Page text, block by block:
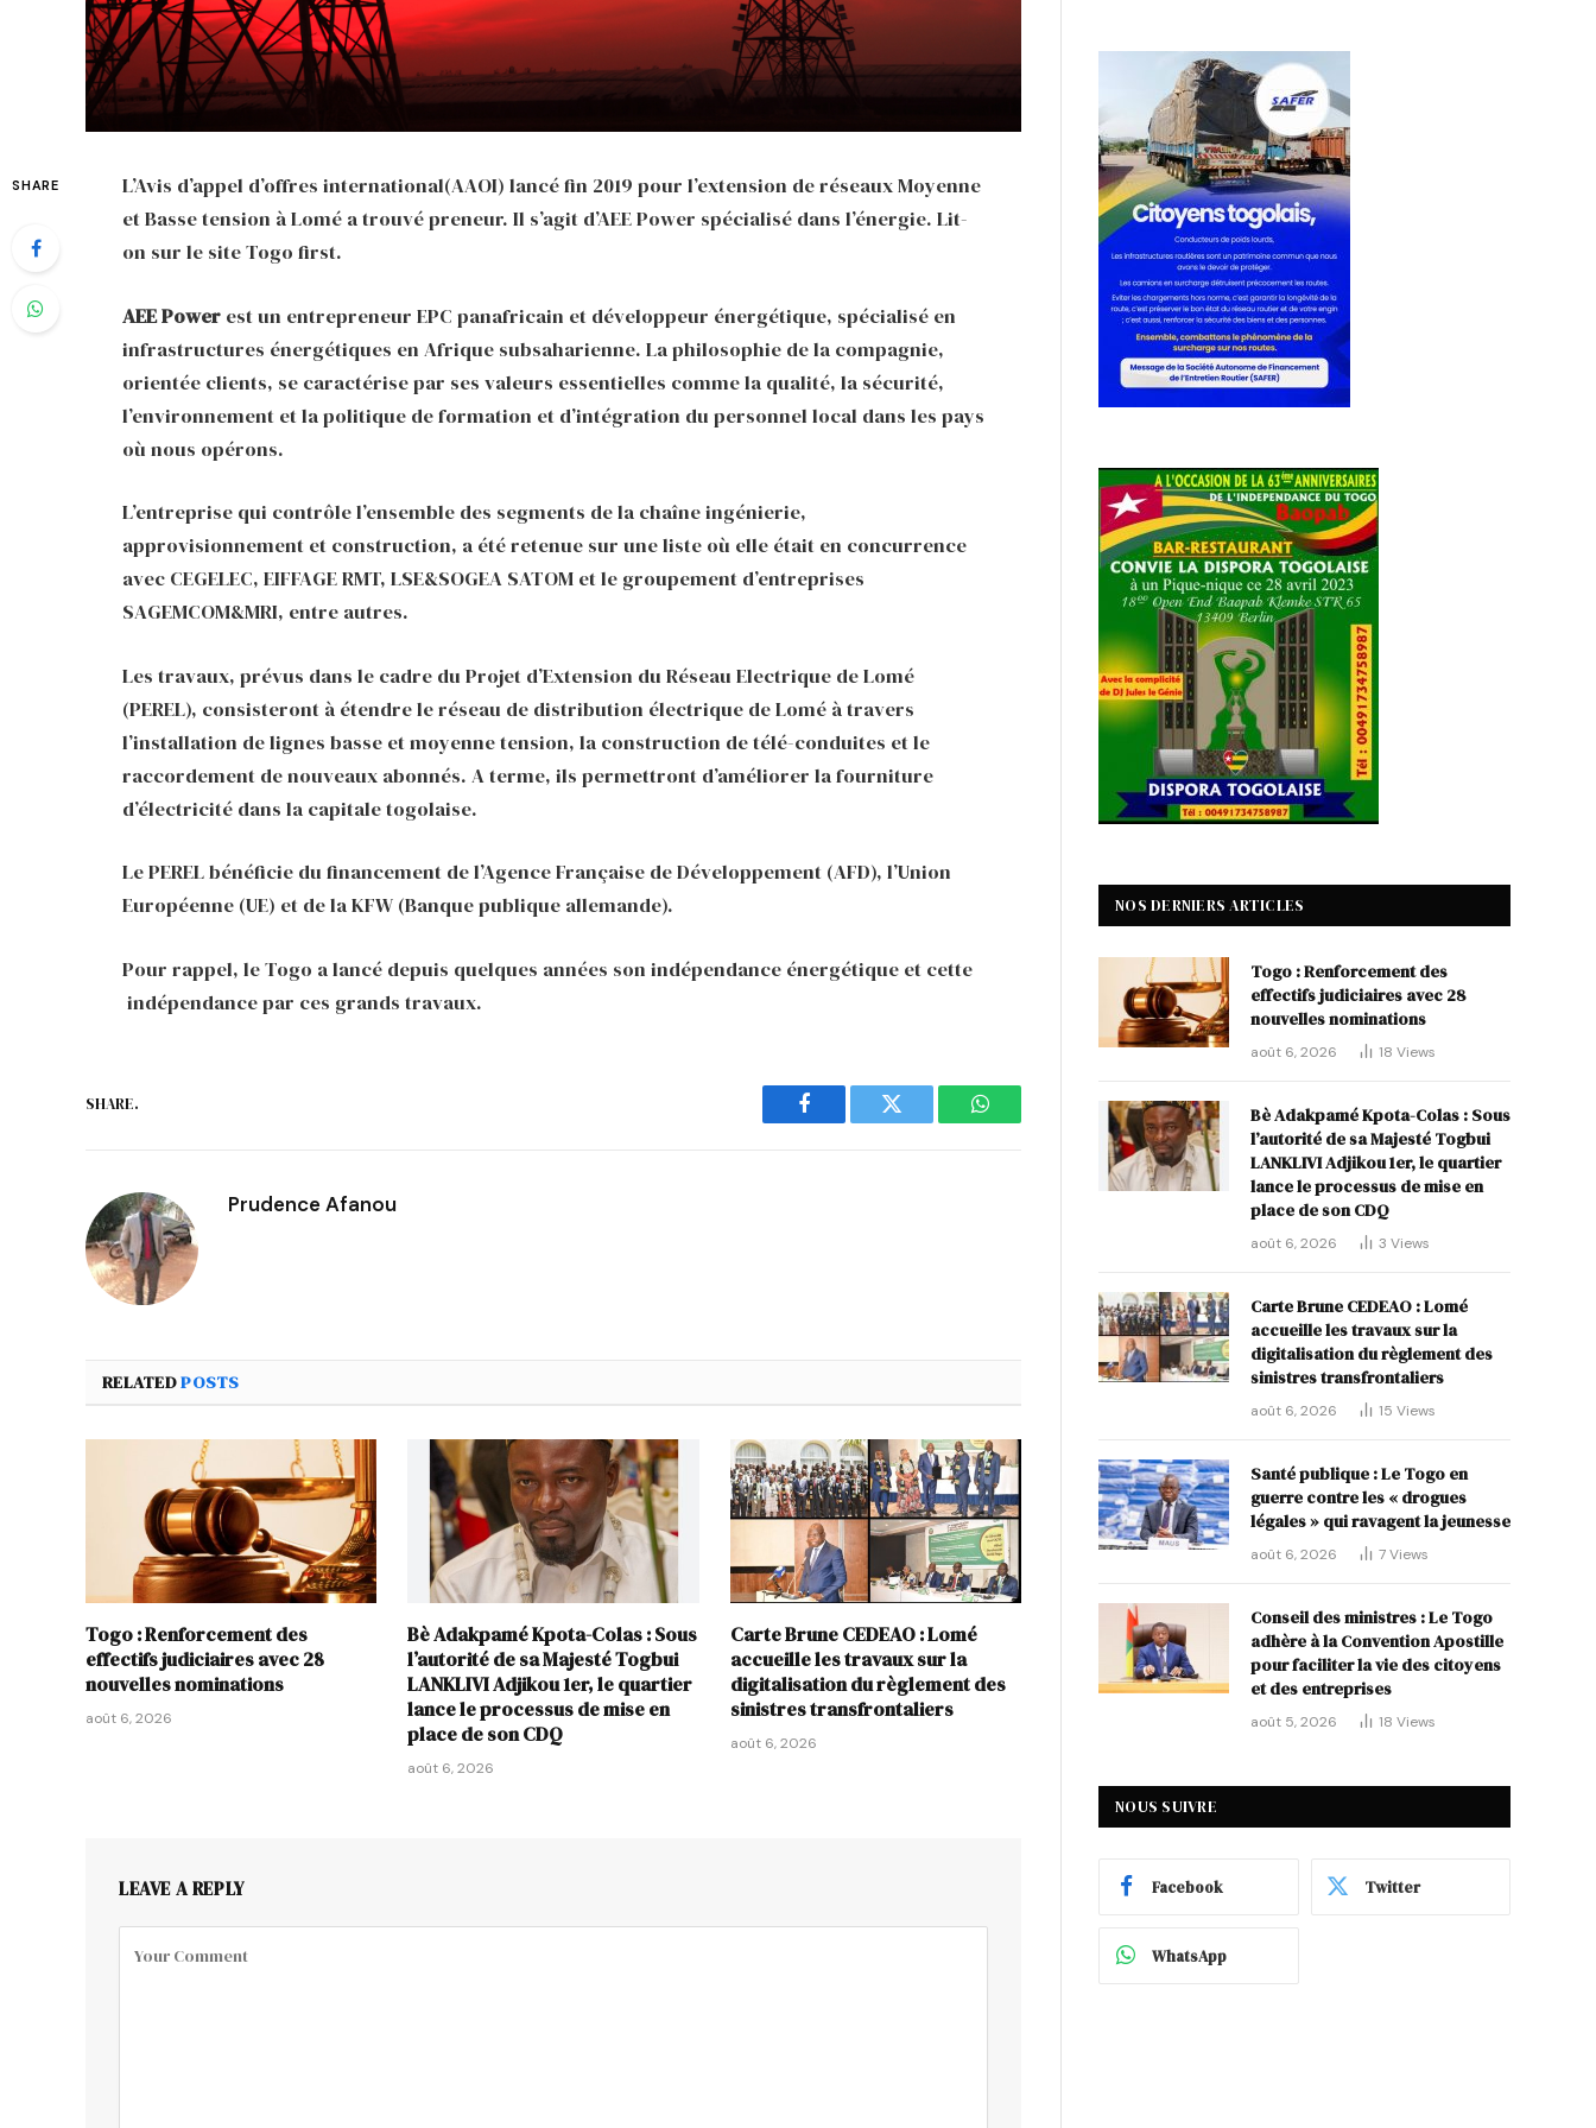
SHARE
L’Avis d’appel d’offres international(AAOI) lancé fin 2019 pour l’extension de réseaux Moyenne
et Basse tension à Lomé a trouvé preneur. Il s’agit d’AEE Power spécialisé dans l’énergie. Lit-
on sur le site Togo first.
AEE Power est un entrepreneur EPC panafricain et développeur énergétique, spécialisé en
infrastructures énergétiques en Afrique subsaharienne. La philosophie de la compagnie,
orientée clients, se caractérise par ses valeurs essentielles comme la qualité, la sécurité,
l’environnement et la politique de formation et d’intégration du personnel local dans les pays
où nous opérons.
L’entreprise qui contrôle l’ensemble des segments de la chaîne ingénierie,
approvisionnement et construction, a été retenue sur une liste où elle était en concurrence
avec CEGELEC, EIFFAGE RMT, LSE&SOGEA SATOM et le groupement d’entreprises
SAGEMCOM&MRI, entre autres.
Les travaux, prévus dans le cadre du Projet d’Extension du Réseau Electrique de Lomé
(PEREL), consisteront à étendre le réseau de distribution électrique de Lomé à travers
l’installation de lignes basse et moyenne tension, la construction de télé-conduites et le
raccordement de nouveaux abonnés. A terme, ils permettront d’améliorer la fourniture
d’électricité dans la capitale togolaise.
Le PEREL bénéficie du financement de l’Agence Française de Développement (AFD), l’Union
Européenne (UE) et de la KFW (Banque publique allemande).
Pour rappel, le Togo a lancé depuis quelques années son indépendance énergétique et cette
indépendance par ces grands travaux.
SHARE.
Facebook Twitter WhatsApp
Prudence Afanou
RELATEDPOSTS
Togo : Renforcement des
effectifs judiciaires avec 28
nouvelles nominations
août 6, 2026
Bè Adakpamé Kpota-Colas : Sous
l’autorité de sa Majesté Togbui
LANKLIVI Adjikou 1er, le quartier
lance le processus de mise en
place de son CDQ
août 6, 2026
Carte Brune CEDEAO : Lomé
accueille les travaux sur la
digitalisation du règlement des
sinistres transfrontaliers
août 6, 2026
LEAVE A REPLY
NOS DERNIERS ARTICLES
Togo : Renforcement des
effectifs judiciaires avec 28
nouvelles nominations
août 6, 2026 18 Views
Bè Adakpamé Kpota-Colas : Sous
l’autorité de sa Majesté Togbui
LANKLIVI Adjikou 1er, le quartier
lance le processus de mise en
place de son CDQ
août 6, 2026 3 Views
Carte Brune CEDEAO : Lomé
accueille les travaux sur la
digitalisation du règlement des
sinistres transfrontaliers
août 6, 2026 15 Views
Santé publique : Le Togo en
guerre contre les « drogues
légales » qui ravagent la jeunesse
août 6, 2026 7Views
Conseil des ministres : Le Togo
adhère à la Convention Apostille
pour faciliter la vie des citoyens
et des entreprises
août 5, 2026 18 Views
NOUS SUIVRE
Facebook Twitter
WhatsApp